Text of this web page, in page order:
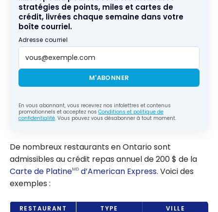
stratégies de points, miles et cartes de
crédit, livrées chaque semaine dans votre
boîte courriel.
Adresse courriel
M'ABONNER
En vous abonnant, vous recevrez nos infolettres et contenus
promotionnels et acceptez nos Conditions et politique de
confidentialité. Vous pouvez vous désabonner à tout moment.
De nombreux restaurants en Ontario sont
admissibles au crédit repas annuel de 200 $ de la
Carte de PlatineMD d’American Express. Voici des
exemples :
RESTAURANT TYPE VILLE